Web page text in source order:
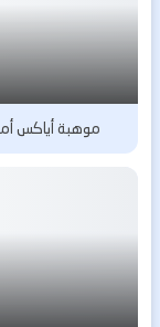
موهبة أياكس